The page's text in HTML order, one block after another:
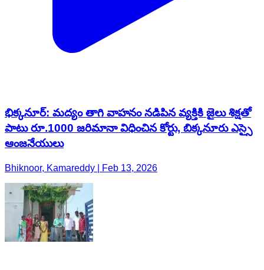
భిక్కనూర్: మద్యం తాగి వాహనం నడిపిన వ్యక్తికి జైలు శిక్షతో
పాటు రూ.1000 జరిమానా విధించిన కోర్టు, బిక్కనూరు ఎస్సై
ఆంజనేయులు
Bhiknoor, Kamareddy | Feb 13, 2026